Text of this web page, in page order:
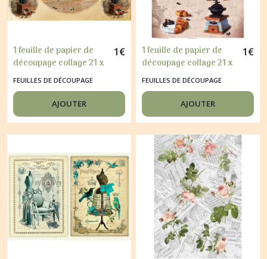
1 feuille de papier de
découpage collage 21 x
29,7 cm CAFE 151
1€
FEUILLES DE DÉCOUPAGE
AJOUTER
1 feuille de papier de
découpage collage 21 x
29,7 cm CAFE
CROISSANT 323
1€
FEUILLES DE DÉCOUPAGE
AJOUTER